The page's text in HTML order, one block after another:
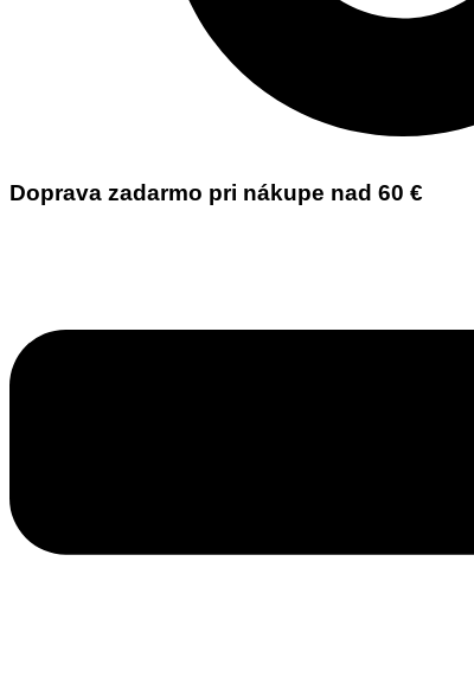
Doprava zadarmo pri nákupe nad 60 €